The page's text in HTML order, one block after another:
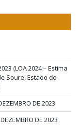
(LOA 2024 – Estima
Soure, Estado do
DE 2023
DE 2023